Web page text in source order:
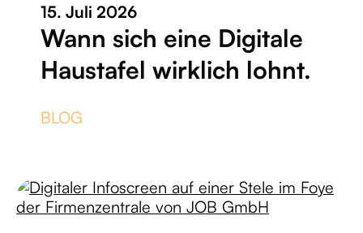
15. Juli 2026
Wann sich eine Digitale
Haustafel wirklich lohnt.
BLOG